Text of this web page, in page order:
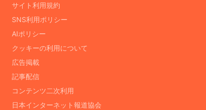
サイト利用規約
SNS利用ポリシー
AIポリシー
クッキーの利用について
広告掲載
記事配信
コンテンツ二次利用
日本インターネット報道協会